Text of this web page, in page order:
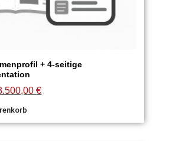
+ 4-seitige
€